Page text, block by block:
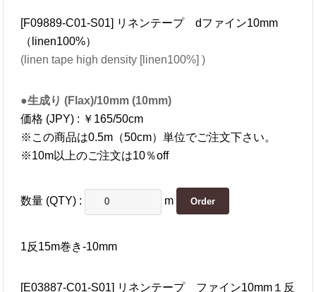
[F09889-C01-S01] リネンテープ dファイン10mm
（linen100%）
(linen tape high density [linen100%] )
●生成り (Flax)/10mm (10mm)
価格 (JPY) : ￥165/50cm
※この商品は0.5m（50cm）単位でご注文下さい。
※10m以上のご注文は10％off
数量 (QTY) : m
1反15m巻き-10mm
[E03887-C01-S01] リネンテープ ファイン10mm１反